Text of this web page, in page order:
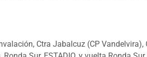
Ctra Jabalcuz (CP